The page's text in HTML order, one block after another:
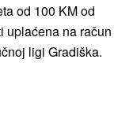
od 100 KM od
uplaćena na račun
ligi Gradiška.